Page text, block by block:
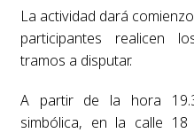
La actividad dará
participantes realicen
tramos a disputar.
A partir de la hora
simbólica, en la calle